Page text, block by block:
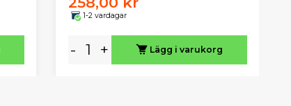
1-2 vardagar
- + Lägg i varukorg